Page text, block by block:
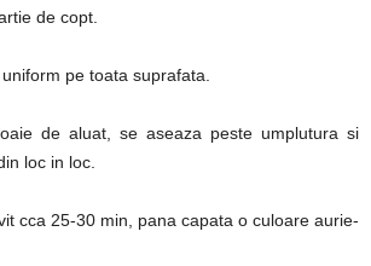
de copt.
pe toata suprafata.
de aluat, se aseaza peste umplutura si
loc in loc.
cca 25-30 min, pana capata o culoare aurie-